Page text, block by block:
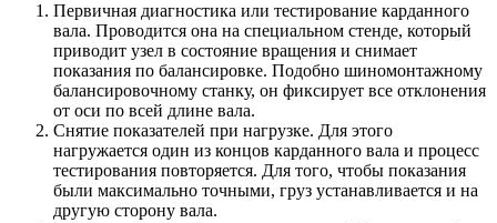
Первичная диагностика или тестирование карданного
вала. Проводится она на специальном стенде, который
приводит узел в состояние вращения и снимает
показания по балансировке. Подобно шиномонтажному
балансировочному станку, он фиксирует все отклонения
от оси по всей длине вала.
Снятие показателей при нагрузке. Для этого
нагружается один из концов карданного вала и процесс
тестирования повторяется. Для того, чтобы показания
были максимально точными, груз устанавливается и на
другую сторону вала.